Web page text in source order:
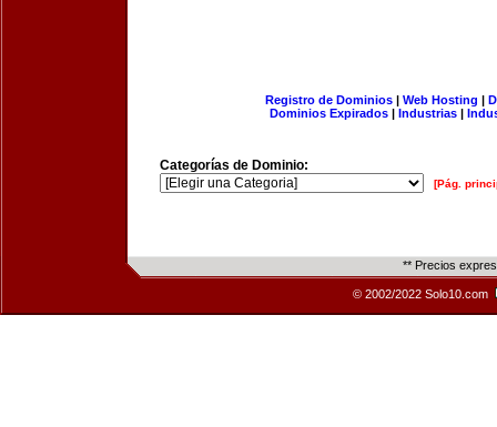
Registro de Dominios| Web Hosting |
Dominios Expirados | Industrias |
Categorías de Dominio:
[Pág.
** Precios
© 2002/2022 Solo10.com